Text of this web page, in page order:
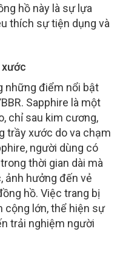
hồ này là sự lựa
thích sự tiện dụng và
những điểm nổi bật
Sapphire là một
chỉ sau kim cương,
trầy xước do va chạm
người dùng có
thời gian dài mà
ảnh hưởng đến vẻ
hồ. Việc trang bị
cộng lớn, thể hiện sự
trải nghiệm người